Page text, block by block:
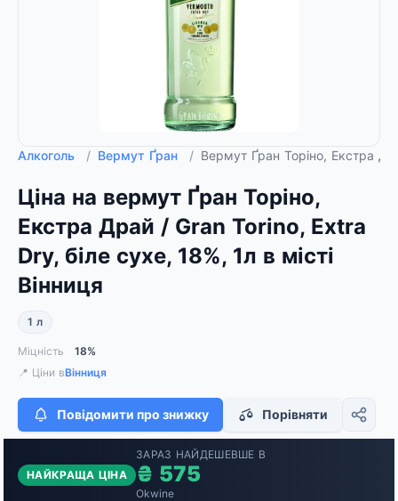
Алкоголь / Вермут Ґран / Вермут Ґран Торіно, Екстра
Ціна на вермут Ґран Торіно,
Екстра Драй / Gran Torino, Extra
Dry, біле сухе, 18%, 1л в місті
Вінниця
1 л
Міцність
18%
📍 Ціни вВінниця
Повідомити про знижку Порівняти
НАЙКРАЩА ЦІНА
ЗАРАЗ НАЙДЕШЕВШЕ В
₴ 575
Okwine